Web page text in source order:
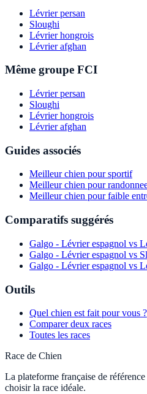
Lévrier persan
Sloughi
Lévrier hongrois
Lévrier afghan
Même groupe FCI
Lévrier persan
Sloughi
Lévrier hongrois
Lévrier afghan
Guides associés
Meilleur chien pour sportif
Meilleur chien pour
Meilleur chien pour faible
Comparatifs suggérés
Galgo - Lévrier espagnol vs
Galgo - Lévrier espagnol vs
Galgo - Lévrier espagnol vs
Outils
Quel chien est fait pour vous ?
Comparer deux races
Toutes les races
Race de Chien
La plateforme française de
choisir la race idéale.